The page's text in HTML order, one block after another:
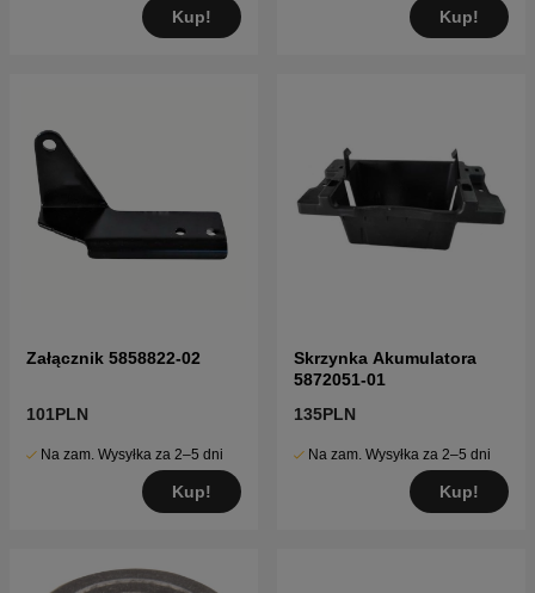
Kup! Kup!
Załącznik 5858822-02
101PLN
Na zam. Wysyłka za 2–5 dni
Kup!
Skrzynka Akumulatora
5872051-01
135PLN
Na zam. Wysyłka za 2–5 dni
Kup!